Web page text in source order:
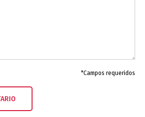
*Campos requeridos